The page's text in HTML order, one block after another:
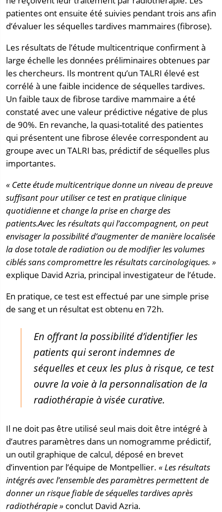
patientes ont ensuite été suivies pendant trois ans afin
d’évaluer les séquelles tardives mammaires (fibrose).
Les résultats de l’étude multicentrique confirment à
large échelle les données préliminaires obtenues par
les chercheurs. Ils montrent qu’un TALRI élevé est
corrélé à une faible incidence de séquelles tardives.
Un faible taux de fibrose tardive mammaire a été
constaté avec une valeur prédictive négative de plus
de 90%. En revanche, la quasi-totalité des patientes
qui présentent une fibrose élevée correspondent au
groupe avec un TALRI bas, prédictif de séquelles plus
importantes.
« Cette étude multicentrique donne un niveau de preuve
suffisant pour utiliser ce test en pratique clinique
quotidienne et change la prise en charge des
patients.Avec les résultats qui l’accompagnent, on peut
envisager la possibilité d’augmenter de manière localisée
la dose totale de radiation ou de modifier les volumes
ciblés sans compromettre les résultats carcinologiques. »
explique David Azria, principal investigateur de l’étude.
En pratique, ce test est effectué par une simple prise
de sang et un résultat est obtenu en 72h.
En offrant la possibilité d’identifier les
patients qui seront indemnes de
séquelles et ceux les plus à risque, ce test
ouvre la voie à la personnalisation de la
radiothérapie à visée curative.
Il ne doit pas être utilisé seul mais doit être intégré à
d’autres paramètres dans un nomogramme prédictif,
un outil graphique de calcul, déposé en brevet
d’invention par l’équipe de Montpellier. « Les résultats
intégrés avec l’ensemble des paramètres permettent de
donner un risque fiable de séquelles tardives après
radiothérapie » conclut David Azria.